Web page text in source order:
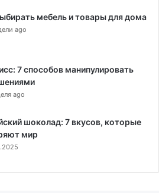
мебель и товары для дома
ago
7 способов манипулировать
ago
шоколад: 7 вкусов, которые
мир